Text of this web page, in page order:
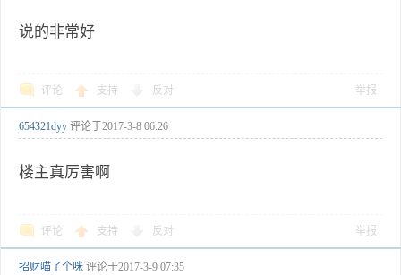
说的非常好
评论 支持 反对 举报
654321dyy 评论于2017-3-8 06:26
楼主真厉害啊
评论 支持 反对 举报
招财喵了个咪 评论于2017-3-9 07:35